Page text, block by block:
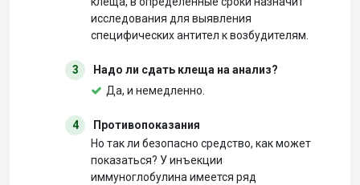
исследования для выявления
специфических антител к возбудителям.
3
Надо ли сдать клеща на анализ?
Да, и немедленно.
4
Противопоказания
Но так ли безопасно средство, как может
показаться? У инъекции
иммуноглобулина имеется ряд